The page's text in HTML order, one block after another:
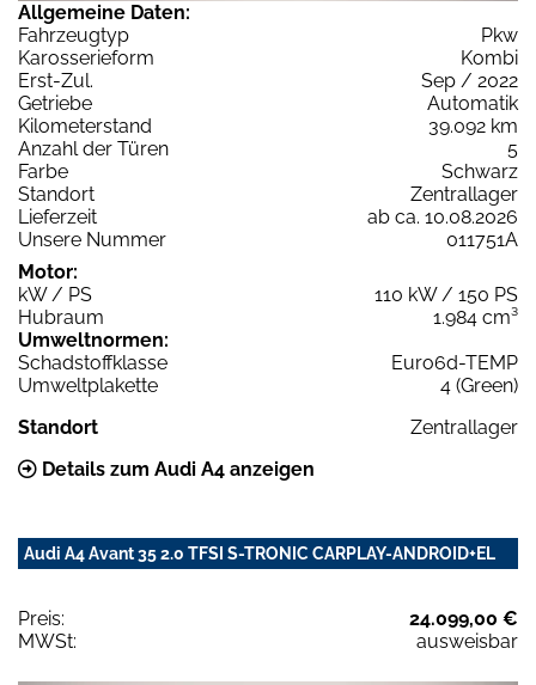
Allgemeine Daten:
Fahrzeugtyp
Pkw
Karosserieform
Kombi
Erst-Zul.
Sep / 2022
Getriebe
Automatik
Kilometerstand
39.092 km
Anzahl der Türen
5
Farbe
Schwarz
Standort
Zentrallager
Lieferzeit
ab ca. 10.08.2026
Unsere Nummer
011751A
Motor:
kW / PS
110 kW / 150 PS
Hubraum
1.984 cm³
Umweltnormen:
Schadstoffklasse
Euro6d-TEMP
Umweltplakette
4 (Green)
Standort
Zentrallager
Details zum Audi A4 anzeigen
Audi A4 Avant 35 2.0 TFSI S-TRONIC CARPLAY-ANDROID+EL
Preis:
24.099,00 €
MWSt:
ausweisbar